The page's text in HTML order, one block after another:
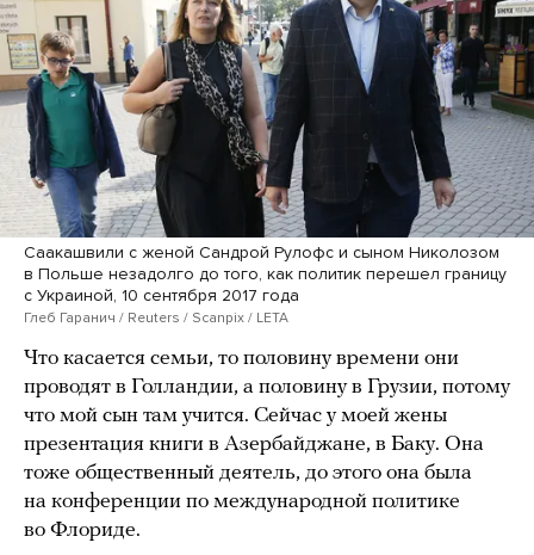
Саакашвили с женой Сандрой Рулофс и сыном Николозом
в Польше незадолго до того, как политик перешел границу
с Украиной, 10 сентября 2017 года
Глеб Гаранич / Reuters / Scanpix / LETA
Что касается семьи, то половину времени они
проводят в Голландии, а половину в Грузии, потому
что мой сын там учится. Сейчас у моей жены
презентация книги в Азербайджане, в Баку. Она
тоже общественный деятель, до этого она была
на конференции по международной политике
во Флориде.